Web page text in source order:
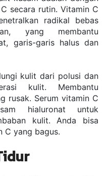
secara rutin. Vitamin C
radikal bebas
yang membantu
garis-garis halus dan
kulit dari polusi dan
kulit. Membantu
rusak. Serum vitamin C
hialuronat untuk
kulit. Anda bisa
C yang bagus.